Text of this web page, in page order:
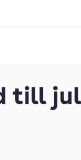
till